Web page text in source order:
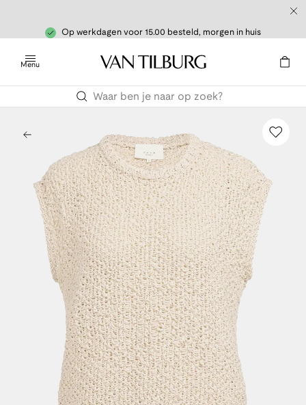
Op werkdagen voor 15.00 besteld, morgen in huis
Menu